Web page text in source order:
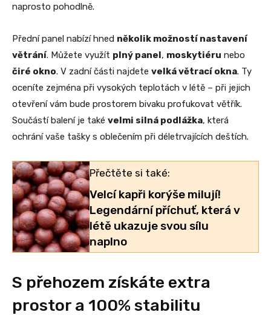
naprosto pohodlně.
Přední panel nabízí hned několik možností nastavení
větrání. Můžete využít plný panel, moskytiéru nebo
čiré okno. V zadní části najdete velká větrací okna. Ty
oceníte zejména při vysokých teplotách v létě – při jejich
otevření vám bude prostorem bivaku profukovat větřík.
Součástí balení je také velmi silná podlážka, která
ochrání vaše tašky s oblečením při déletrvajících deštích.
Přečtěte si také:
Velcí kapři korýše milují!
Legendární příchuť, která v
létě ukazuje svou sílu
naplno
S přehozem získáte extra
prostor a 100% stabilitu